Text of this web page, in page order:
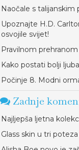
Naočale s
Upoznajte H.D.
osvojile svijet!
Pravilnom
Kako postati bolji
Počinje 8. Modni
Zadnje
Najljepša ljetna
Glass skin u tri